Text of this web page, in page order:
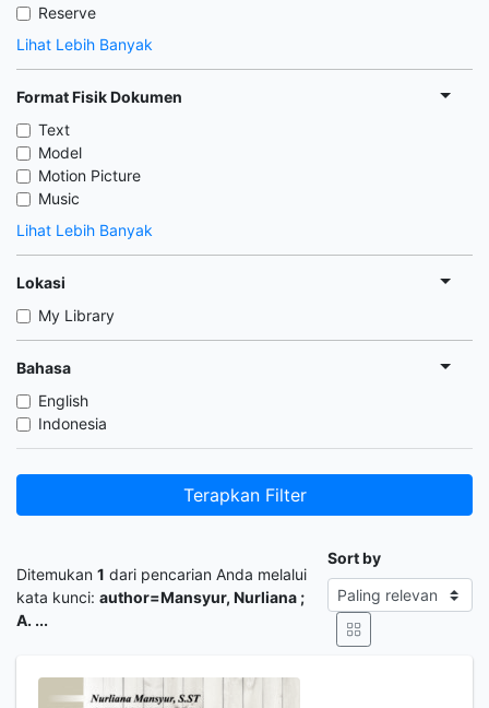
Reserve
Lihat Lebih Banyak
Format Fisik Dokumen
Text
Model
Motion Picture
Music
Lihat Lebih Banyak
Lokasi
My Library
Bahasa
English
Indonesia
Terapkan Filter
Ditemukan 1 dari pencarian Anda melalui
kata kunci: author=Mansyur, Nurliana ;
A. ...
Sort by